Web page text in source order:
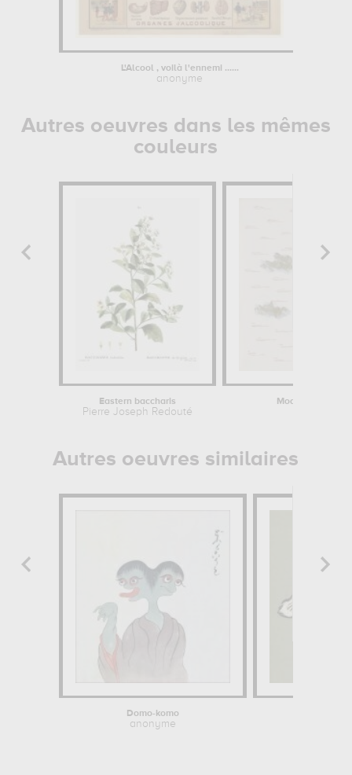
L'Alcool , voilà l'ennemi ......
anonyme
Autres oeuvres dans les mêmes
couleurs
Eastern baccharis
Pierre Joseph Redouté
Modèle pour le
Autres oeuvres similaires
Domo-komo
anonyme